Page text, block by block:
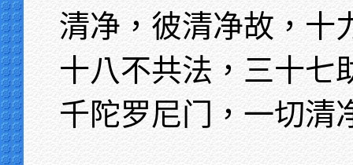
清净，彼清净故，十
十八不共法，三十七
千陀罗尼门，一切清